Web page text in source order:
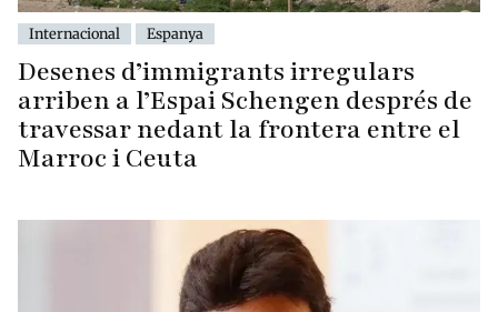
Internacional Espanya
Desenes d’immigrants irregulars
arriben a l’Espai Schengen després de
travessar nedant la frontera entre el
Marroc i Ceuta